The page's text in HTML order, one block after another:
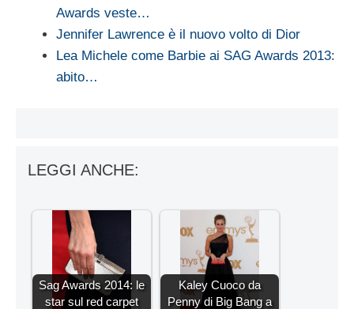
Awards veste…
Jennifer Lawrence è il nuovo volto di Dior
Lea Michele come Barbie ai SAG Awards 2013:
abito…
LEGGI ANCHE:
Sag Awards 2014: le
star sul red carpet
Kaley Cuoco da
Penny di Big Bang a